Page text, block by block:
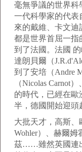
毫無爭議的世界科
一代科學家的代表
來的戴維、卡文迪
都是世界首屈一指
到了法國。法國 的
達朗貝爾（
到了安培（Andre
（Nicolas Carnot
的時代，已經在歐
半，德國開始迎頭
大批天才，高斯、
Wohler）、赫爾
茲……雖然英國連